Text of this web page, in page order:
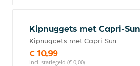
Kipnuggets met Capri-Sun
Kipnuggets met Capri-Sun
€ 10,99
incl. statiegeld (€ 0,00)